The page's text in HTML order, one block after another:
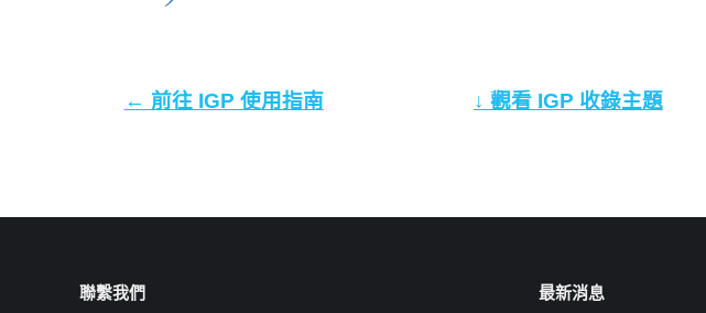
← 前往 IGP 使用指南 ↓ 觀看 IGP 收錄主題
聯繫我們 最新消息